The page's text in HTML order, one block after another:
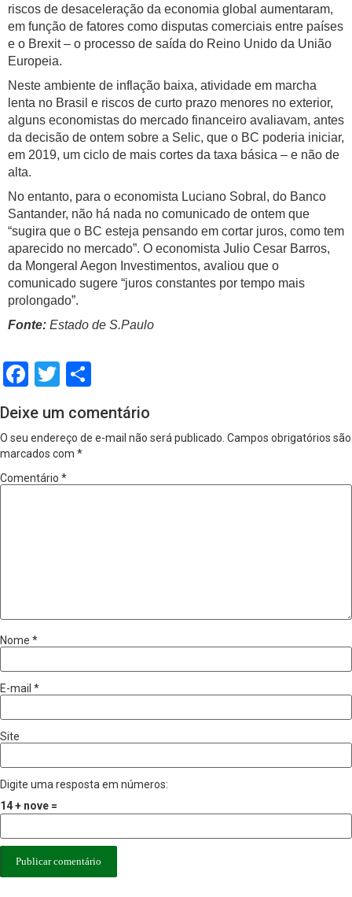
riscos de desaceleração da economia global aumentaram,
em função de fatores como disputas comerciais entre países
e o Brexit – o processo de saída do Reino Unido da União
Europeia.
Neste ambiente de inflação baixa, atividade em marcha
lenta no Brasil e riscos de curto prazo menores no exterior,
alguns economistas do mercado financeiro avaliavam, antes
da decisão de ontem sobre a Selic, que o BC poderia iniciar,
em 2019, um ciclo de mais cortes da taxa básica – e não de
alta.
No entanto, para o economista Luciano Sobral, do Banco
Santander, não há nada no comunicado de ontem que
“sugira que o BC esteja pensando em cortar juros, como tem
aparecido no mercado”. O economista Julio Cesar Barros,
da Mongeral Aegon Investimentos, avaliou que o
comunicado sugere “juros constantes por tempo mais
prolongado”.
Fonte: Estado de S.Paulo
Facebook
Twitter
Deixe um comentário
O seu endereço de e-mail não será publicado. Campos obrigatórios são
marcados com *
Comentário *
Nome *
E-mail *
Site
Digite uma resposta em números:
14 + nove =